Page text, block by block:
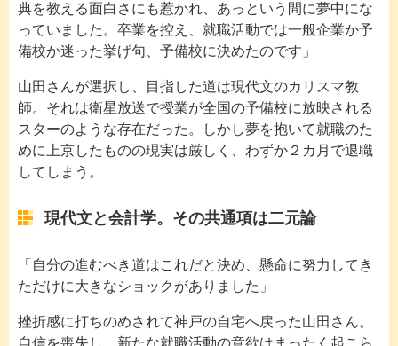
典を教える面白さにも惹かれ、あっという間に夢中にな
っていました。卒業を控え、就職活動では一般企業か予
備校か迷った挙げ句、予備校に決めたのです」
山田さんが選択し、目指した道は現代文のカリスマ教
師。それは衛星放送で授業が全国の予備校に放映される
スターのような存在だった。しかし夢を抱いて就職のた
めに上京したものの現実は厳しく、わずか２カ月で退職
してしまう。
現代文と会計学。その共通項は二元論
「自分の進むべき道はこれだと決め、懸命に努力してき
ただけに大きなショックがありました」
挫折感に打ちのめされて神戸の自宅へ戻った山田さん。
自信を喪失し、新たな就職活動の意欲はまったく起こら